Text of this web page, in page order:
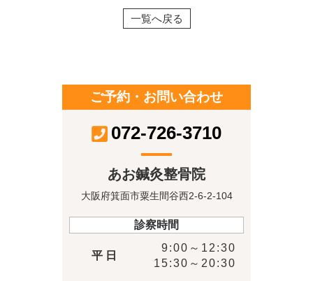
一覧へ戻る
ご予約・お問い合わせ
072-726-3710
あお鍼灸整骨院
大阪府箕面市粟生間谷西2-6-2-104
診察時間
平 日
9:00～12:30
15:30～20:30